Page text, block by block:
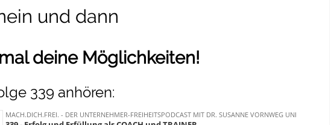
und dann
deine Möglichkeiten!
339 anhören: